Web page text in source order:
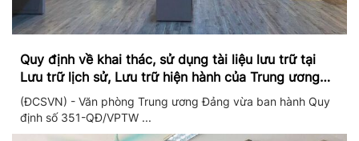
Quy định về khai thác, sử dụng tài liệu lưu trữ tại
Lưu trữ lịch sử, Lưu trữ hiện hành của Trung ương
Đảng và Văn phòng Trung ương Đảng
(ĐCSVN) - Văn phòng Trung ương Đảng vừa ban hành Quy
định số 351-QĐ/VPTW ...